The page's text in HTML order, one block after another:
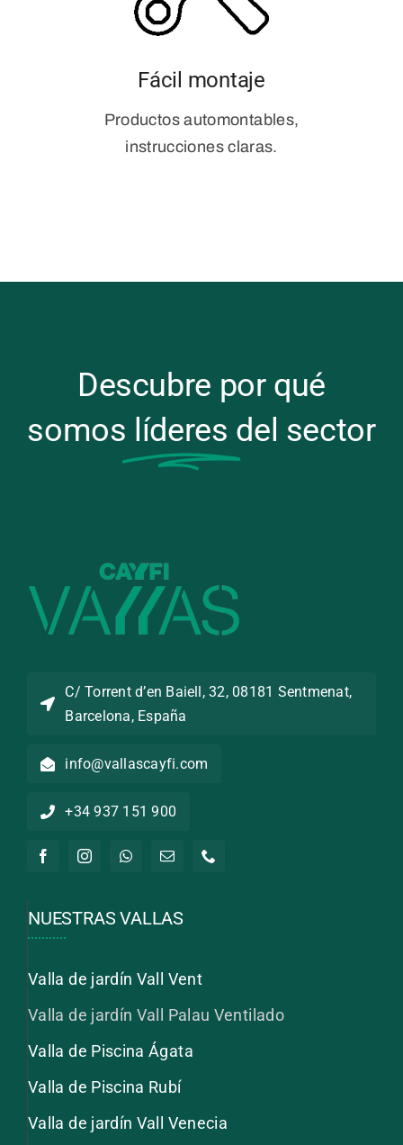
Fácil montaje
Productos automontables,
instrucciones claras.
Descubre por qué
somos líderes del sector
C/ Torrent d’en Baiell, 32, 08181 Sentmenat,
Barcelona, España
info@vallascayfi.com
+34 937 151 900
NUESTRAS VALLAS
Valla de jardín Vall Vent
Valla de jardín Vall Palau Ventilado
Valla de Piscina Ágata
Valla de Piscina Rubí
Valla de jardín Vall Venecia